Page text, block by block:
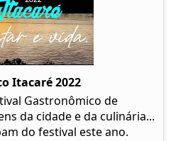
Itacaré 2022
Gastronômico de
da cidade e da culinária...
do festival este ano.